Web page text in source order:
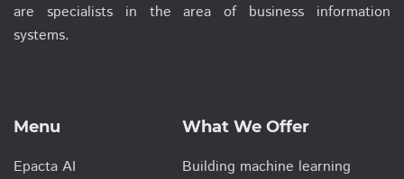
are specialists in the area of business information
systems.
Menu
Epacta AI
What We Offer
Building machine learning